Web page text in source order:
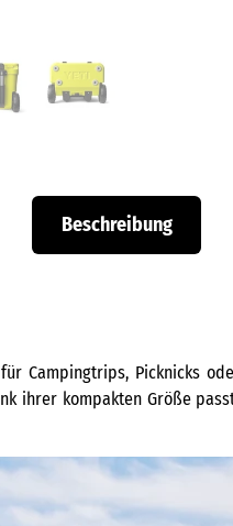
Beschreibung
Campingtrips, Picknicks
ihrer kompakten Größe